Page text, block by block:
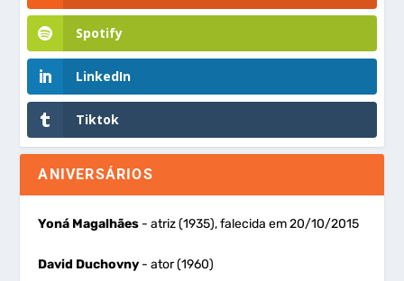
Spotify
LinkedIn
Tiktok
ANIVERSÁRIOS
Yoná Magalhães - atriz (1935), falecida em 20/10/2015
David Duchovny - ator (1960)